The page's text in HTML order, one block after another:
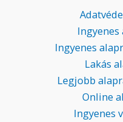
Ingyenes
Lakás
Legjobb
Online
Ingyenes